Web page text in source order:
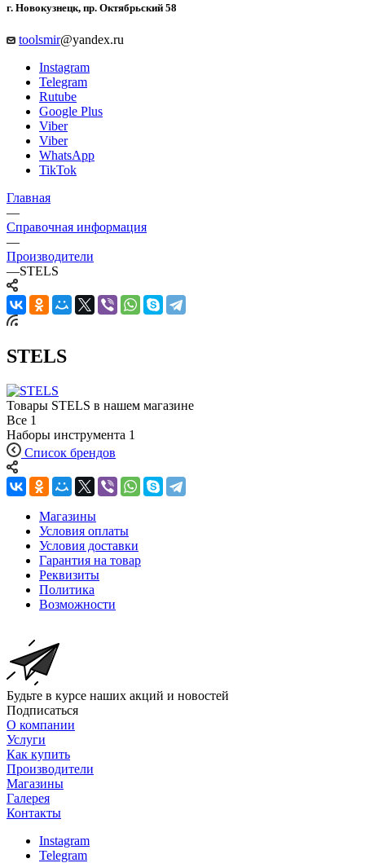
г. Новокузнецк, пр. Октябрьский 58
toolsmir@yandex.ru
Instagram
Telegram
Rutube
Google Plus
Viber
Viber
WhatsApp
TikTok
Главная
—
Справочная информация
—
Производители
—STELS
STELS
Товары STELS в нашем магазине
Все 1
Наборы инструмента 1
Список брендов
Магазины
Условия оплаты
Условия доставки
Гарантия на товар
Реквизиты
Политика
Возможности
Будьте в курсе наших акций и новостей
Подписаться
О компании
Услуги
Как купить
Производители
Магазины
Галерея
Контакты
Instagram
Telegram